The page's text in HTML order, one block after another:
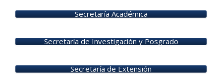
12-
Secretaría Académica
Secretaría de Investigación y Posgrado
Secretaría de Extensión